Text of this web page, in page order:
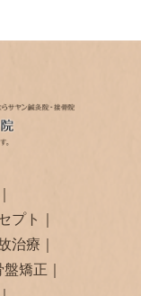
プト
治療
盤矯正